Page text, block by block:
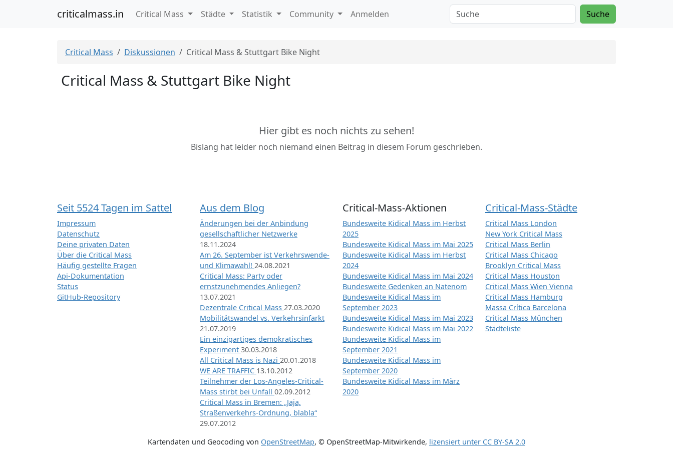
criticalmass.in Critical Mass Städte Statistik Community Anmelden Suche
Critical Mass Diskussionen Critical Mass & Stuttgart Bike Night
Critical Mass & Stuttgart Bike Night
Hier gibt es noch nichts zu sehen!
Bislang hat leider noch niemand einen Beitrag in diesem Forum geschrieben.
Seit 5524 Tagen im Sattel
Impressum
Datenschutz
Deine privaten Daten
Über die Critical Mass
Häufig gestellte Fragen
Api-Dokumentation
Status
GitHub-Repository
Aus dem Blog
Änderungen bei der Anbindung
gesellschaftlicher Netzwerke
18.11.2024
Am 26. September ist Verkehrswende-
und Klimawahl! 24.08.2021
Critical Mass: Party oder
ernstzunehmendes Anliegen?
13.07.2021
Dezentrale Critical Mass 27.03.2020
Mobilitätswandel vs. Verkehrsinfarkt
21.07.2019
Ein einzigartiges demokratisches
Experiment 30.03.2018
All Critical Mass is Nazi 20.01.2018
WE ARE TRAFFIC 13.10.2012
Teilnehmer der Los-Angeles-Critical-
Mass stirbt bei Unfall 02.09.2012
Critical Mass in Bremen: „Jaja,
Straßenverkehrs-Ordnung, blabla“
29.07.2012
Critical-Mass-Aktionen
Bundesweite Kidical Mass im Herbst
2025
Bundesweite Kidical Mass im Mai 2025
Bundesweite Kidical Mass im Herbst
2024
Bundesweite Kidical Mass im Mai 2024
Bundesweite Gedenken an Natenom
Bundesweite Kidical Mass im
September 2023
Bundesweite Kidical Mass im Mai 2023
Bundesweite Kidical Mass im Mai 2022
Bundesweite Kidical Mass im
September 2021
Bundesweite Kidical Mass im
September 2020
Bundesweite Kidical Mass im März
2020
Critical-Mass-Städte
Critical Mass London
New York Critical Mass
Critical Mass Berlin
Critical Mass Chicago
Brooklyn Critical Mass
Critical Mass Houston
Critical Mass Wien Vienna
Critical Mass Hamburg
Massa Crítica Barcelona
Critical Mass München
Städteliste
Kartendaten und Geocoding von OpenStreetMap, © OpenStreetMap-Mitwirkende, lizensiert unter CC BY-SA 2.0